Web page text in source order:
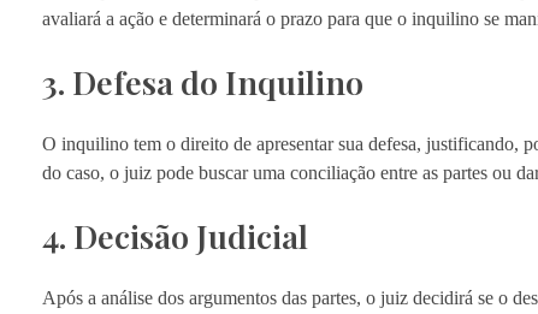
avaliará a ação e determinará o prazo para que o inquilino se
3. Defesa do Inquilino
O inquilino tem o direito de apresentar sua defesa, justificando,
do caso, o juiz pode buscar uma conciliação entre as partes ou
4. Decisão Judicial
Após a análise dos argumentos das partes, o juiz decidirá se o